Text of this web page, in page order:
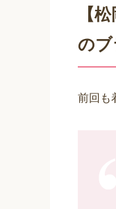
【
のブ
前回も